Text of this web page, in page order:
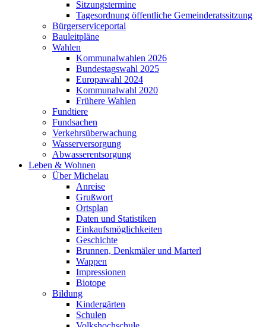
Sitzungstermine
Tagesordnung öffentliche Gemeinderatssitzung
Bürgerserviceportal
Bauleitpläne
Wahlen
Kommunalwahlen 2026
Bundestagswahl 2025
Europawahl 2024
Kommunalwahl 2020
Frühere Wahlen
Fundtiere
Fundsachen
Verkehrsüberwachung
Wasserversorgung
Abwasserentsorgung
Leben & Wohnen
Über Michelau
Anreise
Grußwort
Ortsplan
Daten und Statistiken
Einkaufsmöglichkeiten
Geschichte
Brunnen, Denkmäler und Marterl
Wappen
Impressionen
Biotope
Bildung
Kindergärten
Schulen